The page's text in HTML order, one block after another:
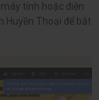
tính hoặc điện
Huyền Thoại để bắt